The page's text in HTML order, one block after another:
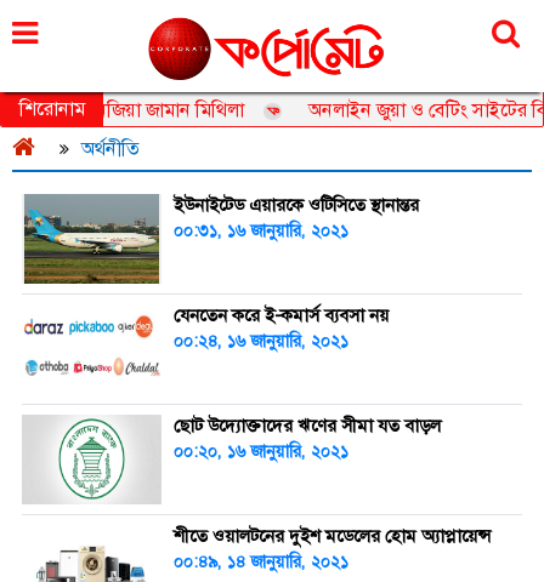
বৃহস্পতিবার, ০৬ আগস্ট ২০২৬, ২২ শ্রাবণ ১৪৩৩
শিরোনামতানজিয়া জামান মিথিলা
অনলাইন জুয়া ও বেটিং সাইটের
অর্থনীতি
ইউনাইটেড এয়ারকে ওটিসিতে স্থানান্তর
০০:৩১, ১৬ জানুয়ারি, ২০২১
যেনতেন করে ই-কমার্স ব্যবসা নয়
০০:২৪, ১৬ জানুয়ারি, ২০২১
ছোট উদ্যোক্তাদের ঋণের সীমা যত বাড়ল
০০:২০, ১৬ জানুয়ারি, ২০২১
শীতে ওয়ালটনের দুইশ মডেলের হোম অ্যাপ্লায়েন্স
০০:৪৯, ১৪ জানুয়ারি, ২০২১